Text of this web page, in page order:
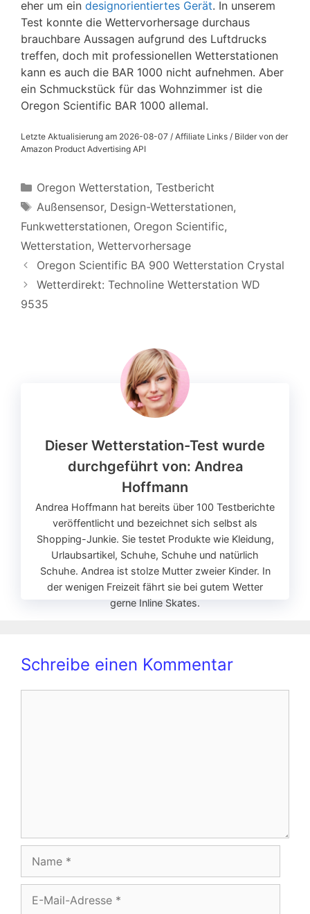
eher um ein designorientiertes Gerät. In unserem
Test konnte die Wettervorhersage durchaus
brauchbare Aussagen aufgrund des Luftdrucks
treffen, doch mit professionellen Wetterstationen
kann es auch die BAR 1000 nicht aufnehmen. Aber
ein Schmuckstück für das Wohnzimmer ist die
Oregon Scientific BAR 1000 allemal.
Letzte Aktualisierung am 2026-08-07 / Affiliate Links / Bilder von der
Amazon Product Advertising API
Kategorien
Oregon Wetterstation, Testbericht
Schlagwörter
Außensensor, Design-Wetterstationen,
Funkwetterstationen, Oregon Scientific,
Wetterstation, Wettervorhersage
Oregon Scientific BA 900 Wetterstation Crystal
Wetterdirekt: Technoline Wetterstation WD
9535
Dieser Wetterstation-Test wurde
durchgeführt von: Andrea
Hoffmann
Andrea Hoffmann hat bereits über 100 Testberichte
veröffentlicht und bezeichnet sich selbst als
Shopping-Junkie. Sie testet Produkte wie Kleidung,
Urlaubsartikel, Schuhe, Schuhe und natürlich
Schuhe. Andrea ist stolze Mutter zweier Kinder. In
der wenigen Freizeit fährt sie bei gutem Wetter
gerne Inline Skates.
Schreibe einen Kommentar
Mail-